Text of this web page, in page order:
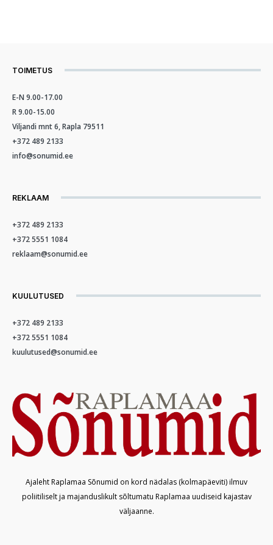
TOIMETUS
E-N 9.00-17.00
R 9.00-15.00
Viljandi mnt 6, Rapla 79511
+372 489 2133
info@sonumid.ee
REKLAAM
+372 489 2133
+372 5551 1084
reklaam@sonumid.ee
KUULUTUSED
+372 489 2133
+372 5551 1084
kuulutused@sonumid.ee
Ajaleht Raplamaa Sõnumid on kord nädalas (kolmapäeviti) ilmuv
poliitiliselt ja majanduslikult sõltumatu Raplamaa uudiseid kajastav
väljaanne.